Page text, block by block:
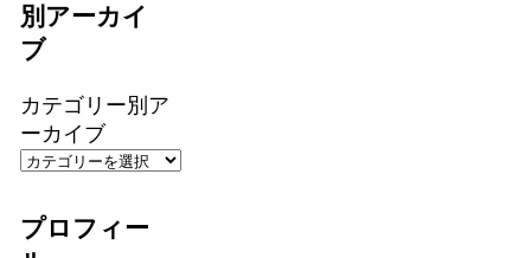
別アーカイ
ブ
カテゴリー別ア
ーカイブ
プロフィー